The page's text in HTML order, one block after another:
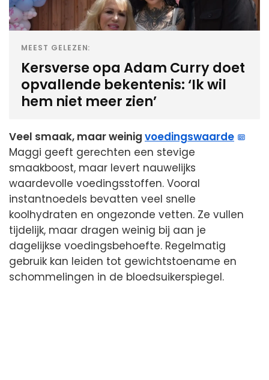
MEEST GELEZEN:
Kersverse opa Adam Curry doet
opvallende bekentenis: ‘Ik wil
hem niet meer zien’
Veel smaak, maar weinig voedingswaarde
Maggi geeft gerechten een stevige
smaakboost, maar levert nauwelijks
waardevolle voedingsstoffen. Vooral
instantnoedels bevatten veel snelle
koolhydraten en ongezonde vetten. Ze vullen
tijdelijk, maar dragen weinig bij aan je
dagelijkse voedingsbehoefte. Regelmatig
gebruik kan leiden tot gewichtstoename en
schommelingen in de bloedsuikerspiegel.